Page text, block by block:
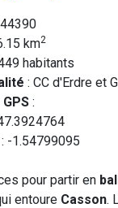
km2
habitants
: CC d'Erdre et
:
-1.54799095
pour partir en
entoure Casson.